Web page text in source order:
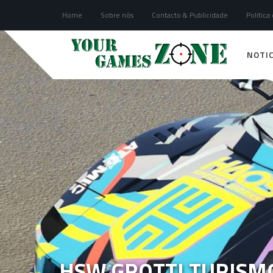
Home Sobre nós Contacto & Publicidade Politica